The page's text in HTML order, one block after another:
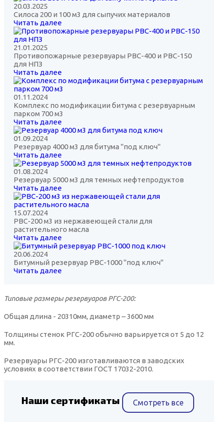
20.03.2025
Силоса 200 и 100 м3 для сыпучих материалов
Читать далее
21.01.2025
Противопожарные резервуары РВС-400 и РВС-150
для НПЗ
Читать далее
01.11.2024
Комплекс по модификации битума с резервуарным
парком 700 м3
Читать далее
01.09.2024
Резервуар 4000 м3 для битума "под ключ"
Читать далее
01.08.2024
Резервуар 5000 м3 для темных нефтепродуктов
Читать далее
15.07.2024
РВС-200 м3 из нержавеющей стали для
растительного масла
Читать далее
20.06.2024
Битумный резервуар РВС-1000 "под ключ"
Читать далее
Типовые размеры резервуаров РГС-200:
Общая длина - 20310мм, диаметр – 3600 мм
Толщины стенок РГС-200 обычно варьируется от 5 до 12
мм.
Резервуары РГС-200 изготавливаются в заводских
условиях в соответствии ГОСТ 17032-2010.
Наши сертификаты Смотреть все